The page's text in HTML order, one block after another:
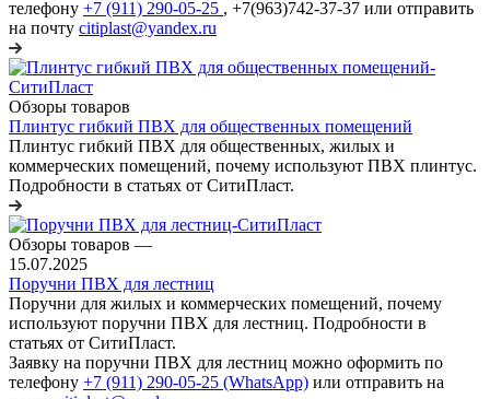
телефону +7 (911) 290-05-25 , +7(963)742-37-37 или отправить
на почту citiplast@yandex.ru
Обзоры товаров
Плинтус гибкий ПВХ для общественных помещений
Плинтус гибкий ПВХ для общественных, жилых и
коммерческих помещений, почему используют ПВХ плинтус.
Подробности в статьях от СитиПласт.
Обзоры товаров —
15.07.2025
Поручни ПВХ для лестниц
Поручни для жилых и коммерческих помещений, почему
используют поручни ПВХ для лестниц. Подробности в
статьях от СитиПласт.
Заявку на поручни ПВХ для лестниц можно оформить по
телефону +7 (911) 290-05-25 (WhatsApp) или отправить на